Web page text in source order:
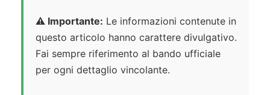
⚠️ Importante: Le informazioni contenute in
questo articolo hanno carattere divulgativo.
Fai sempre riferimento al bando ufficiale
per ogni dettaglio vincolante.